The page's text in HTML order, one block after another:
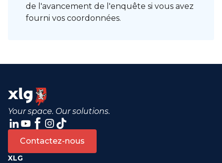
de l'avancement de l'enquête si vous avez
fourni vos coordonnées.
Your space. Our solutions.
Contactez-nous
XLG